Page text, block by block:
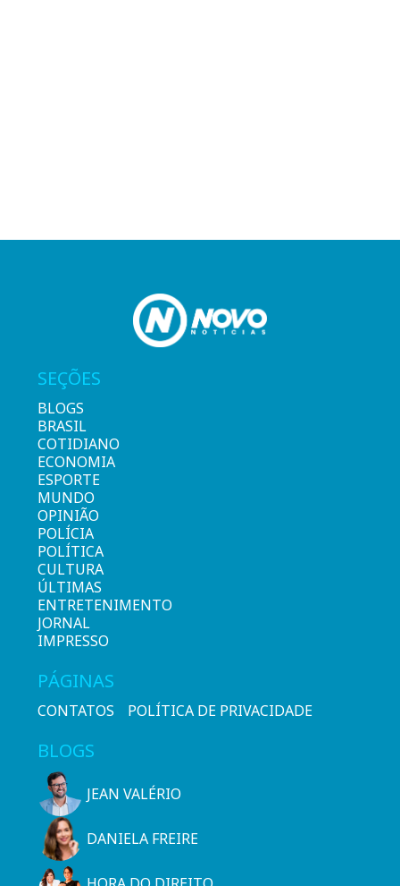
SEÇÕES
BLOGS
BRASIL
COTIDIANO
ECONOMIA
ESPORTE
MUNDO
OPINIÃO
POLÍCIA
POLÍTICA
CULTURA
ÚLTIMAS
ENTRETENIMENTO
JORNAL
IMPRESSO
PÁGINAS
CONTATOS POLÍTICA DE PRIVACIDADE
BLOGS
JEAN VALÉRIO
DANIELA FREIRE